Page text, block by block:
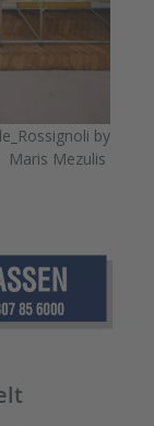
by
Maris Mezulis